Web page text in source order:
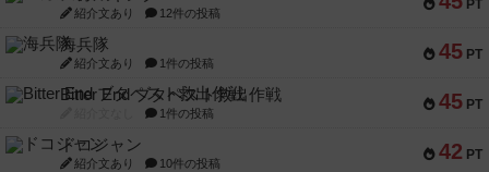
PT
紹介文あり 12件の投稿
45 PT
海兵隊
紹介文あり 1件の投稿
45 PT
Bitter End ブタペスト救出作戦
1件の投稿
42 PT
ドコジャン
紹介文あり 10件の投稿